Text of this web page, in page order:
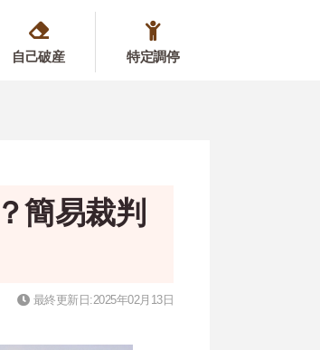
自己破産 特定調停
簡易裁判
最終更新日:2025年02月13日